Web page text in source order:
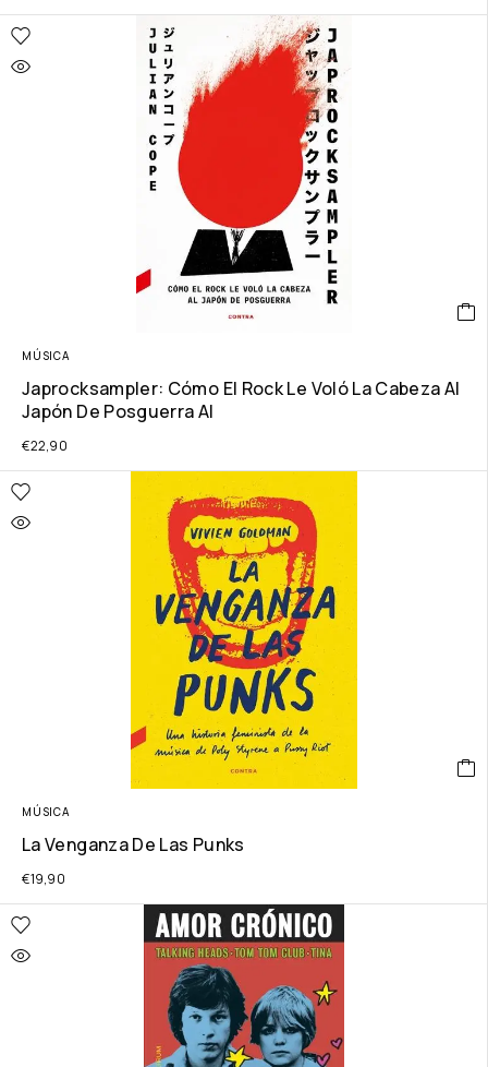
MÚSICA
Japrocksampler: Cómo El Rock Le Voló La Cabeza Al
Japón De Posguerra Al
€22,90
MÚSICA
La Venganza De Las Punks
€19,90